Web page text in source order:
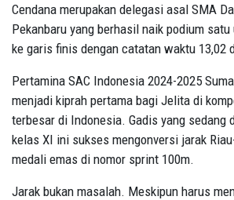
Cendana merupakan delegasi asal SMA
Pekanbaru yang berhasil naik podium
ke garis finis dengan catatan waktu 13,02
Pertamina SAC Indonesia 2024-2025
menjadi kiprah pertama bagi Jelita di
terbesar di Indonesia. Gadis yang sedang
kelas XI ini sukses mengonversi jarak
medali emas di nomor sprint 100m.
Jarak bukan masalah. Meskipun harus